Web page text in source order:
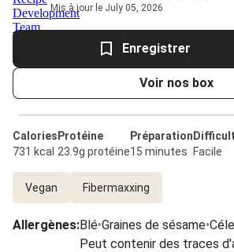
Mis à jour le July 05, 2026
Enregistrer
Voir nos box
Calories
731 kcal
Protéine
23.9g protéine
Préparation
15 minutes
Facile
Vegan Fibermaxxing
Allergènes:Blé•Graines de sésame•
Peut contenir des traces